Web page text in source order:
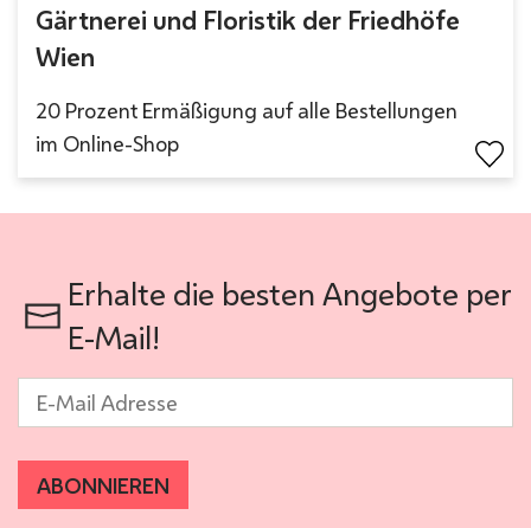
Gärtnerei und Floristik der Friedhöfe
Wien
20 Prozent Ermäßigung auf alle Bestellungen
im Online-Shop
Erhalte die besten Angebote per
E-Mail!
E-Mail *
ABONNIEREN